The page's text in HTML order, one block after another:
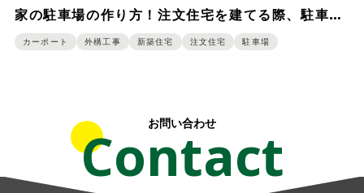
家の駐車場の作り方！注文住宅を建てる際、駐車場
を作る費用相場もご紹介
カーポート 外構工事 新築住宅 注文住宅 駐車場
お問い合わせ
Contact